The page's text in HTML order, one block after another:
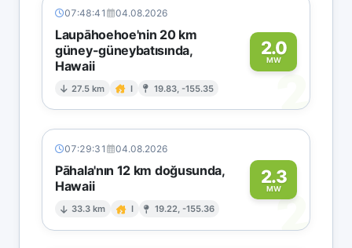
07:48:41 04.08.2026
Laupāhoehoe'nin 20 km
güney-güneybatısında,
Hawaii
27.5 km I 19.83, -155.35
2.0
MW
2
07:29:31 04.08.2026
Pāhala'nın 12 km doğusunda,
Hawaii
33.3 km I 19.22, -155.36
2.3
MW2